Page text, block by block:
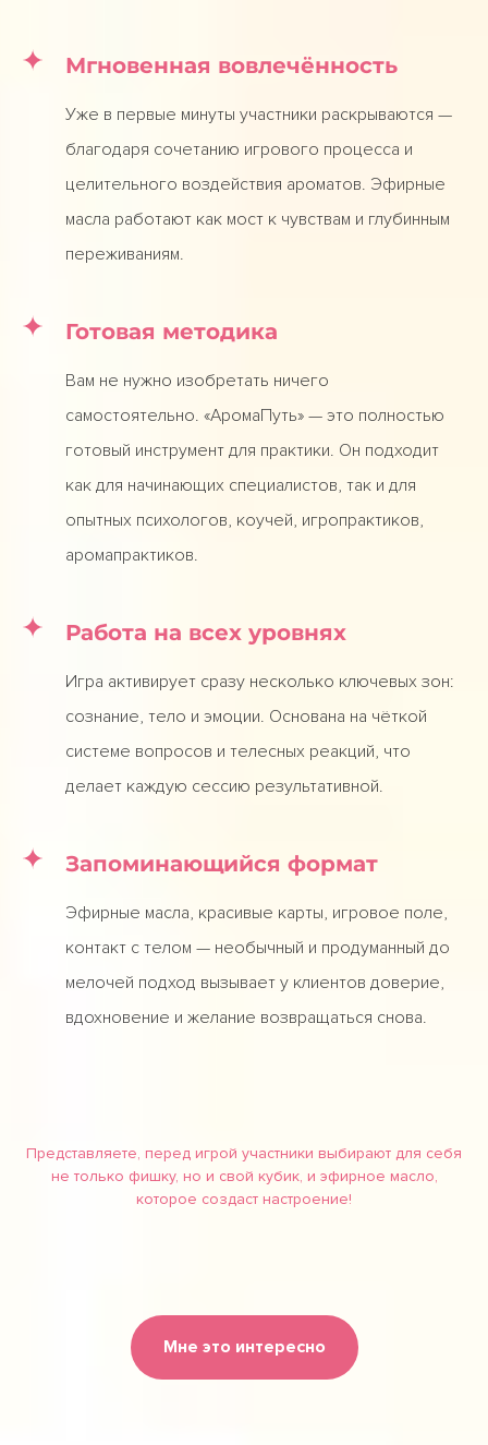
Мгновенная вовлечённость
Уже в первые минуты участники раскрываются —
благодаря сочетанию игрового процесса и
целительного воздействия ароматов. Эфирные
масла работают как мост к чувствам и глубинным
переживаниям.
Готовая методика
Вам не нужно изобретать ничего
самостоятельно. «АромаПуть» — это полностью
готовый инструмент для практики. Он подходит
как для начинающих специалистов, так и для
опытных психологов, коучей, игропрактиков,
аромапрактиков.
Работа на всех уровнях
Игра активирует сразу несколько ключевых зон:
сознание, тело и эмоции. Основана на чёткой
системе вопросов и телесных реакций, что
делает каждую сессию результативной.
Запоминающийся формат
Эфирные масла, красивые карты, игровое поле,
контакт с телом — необычный и продуманный до
мелочей подход вызывает у клиентов доверие,
вдохновение и желание возвращаться снова.
Представляете, перед игрой участники выбирают для себя
не только фишку, но и свой кубик, и эфирное масло,
которое создаст настроение!
Мне это интересно